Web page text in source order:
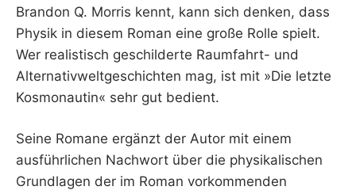
Brandon Q. Morris kennt, kann sich denken, dass
Physik in diesem Roman eine große Rolle spielt.
Wer realistisch geschilderte Raumfahrt- und
Alternativweltgeschichten mag, ist mit »Die letzte
Kosmonautin« sehr gut bedient.
Seine Romane ergänzt der Autor mit einem
ausführlichen Nachwort über die physikalischen
Grundlagen der im Roman vorkommenden